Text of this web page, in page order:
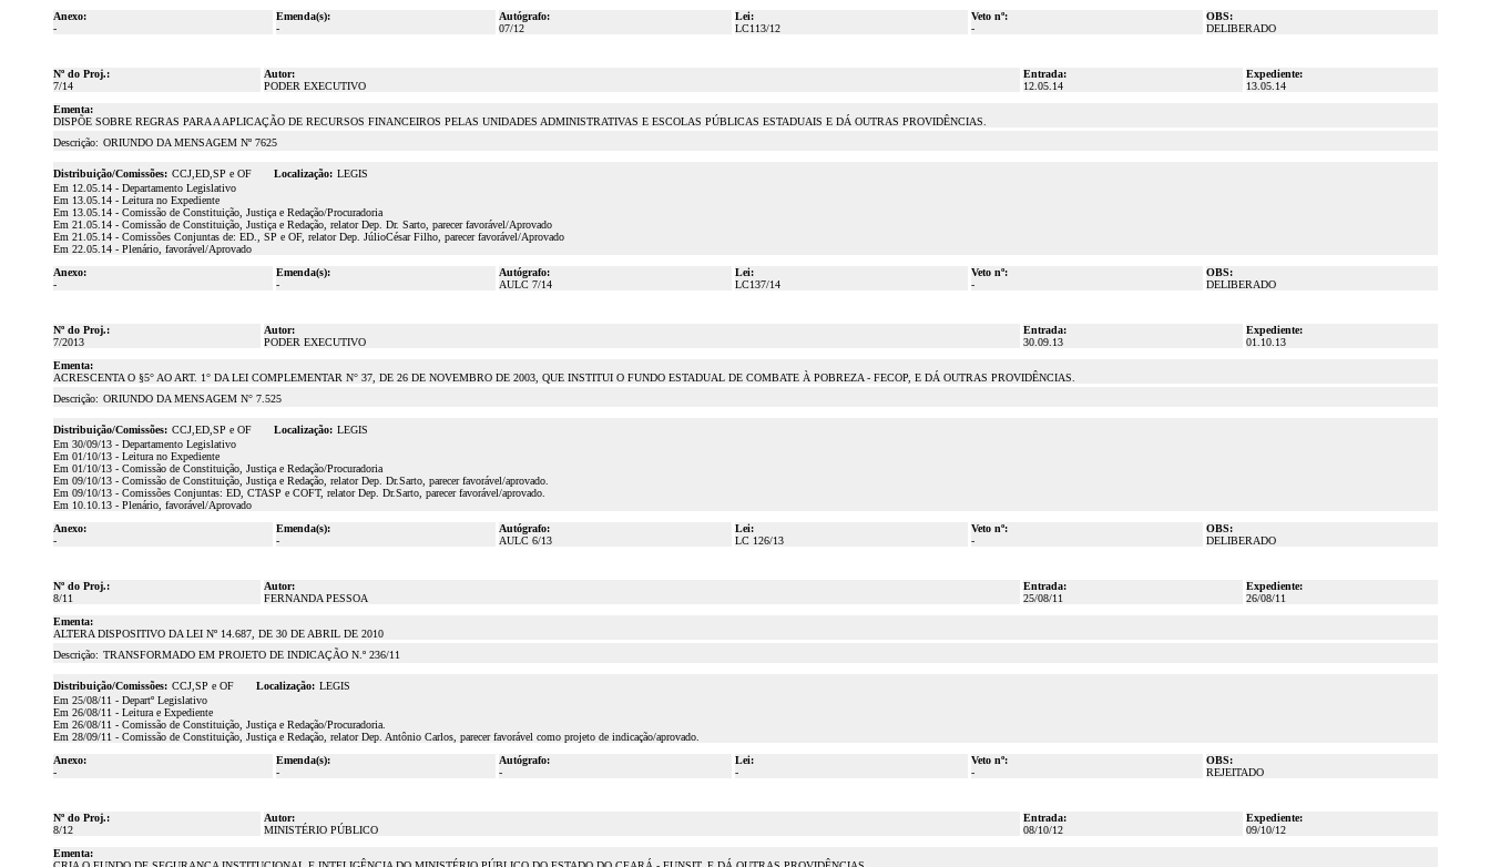
Anexo:
-
Emenda(s):
-
Autógrafo:
07/12
Lei:
LC113/12
Veto nº:
-
OBS:
DELIBERADO
Nº do Proj.:
7/14
Autor:
PODER EXECUTIVO
Entrada:
12.05.14
Expediente:
13.05.14
Ementa:
DISPÕE SOBRE REGRAS PARA A APLICAÇÃO DE RECURSOS FINANCEIROS PELAS UNIDADES ADMINISTRATIVAS E ESCOLAS PÚBLICAS ESTADUAIS E DÁ OUTRAS PROVIDÊNCIAS.
Descrição: ORIUNDO DA MENSAGEM Nº 7625
Distribuição/Comissões: CCJ,ED,SP e OF Localização: LEGIS
Em 12.05.14 - Departamento Legislativo
Em 13.05.14 - Leitura no Expediente
Em 13.05.14 - Comissão de Constituição, Justiça e Redação/Procuradoria
Em 21.05.14 - Comissão de Constituição, Justiça e Redação, relator Dep. Dr. Sarto, parecer favorável/Aprovado
Em 21.05.14 - Comissões Conjuntas de: ED., SP e OF, relator Dep. JúlioCésar Filho, parecer favorável/Aprovado
Em 22.05.14 - Plenário, favorável/Aprovado
Anexo:
-
Emenda(s):
-
Autógrafo:
AULC 7/14
Lei:
LC137/14
Veto nº:
-
OBS:
DELIBERADO
Nº do Proj.:
7/2013
Autor:
PODER EXECUTIVO
Entrada:
30.09.13
Expediente:
01.10.13
Ementa:
ACRESCENTA O §5° AO ART. 1° DA LEI COMPLEMENTAR N° 37, DE 26 DE NOVEMBRO DE 2003, QUE INSTITUI O FUNDO ESTADUAL DE COMBATE À POBREZA - FECOP, E DÁ OUTRAS PROVIDÊNCIAS.
Descrição: ORIUNDO DA MENSAGEM N° 7.525
Distribuição/Comissões: CCJ,ED,SP e OF Localização: LEGIS
Em 30/09/13 - Departamento Legislativo
Em 01/10/13 - Leitura no Expediente
Em 01/10/13 - Comissão de Constituição, Justiça e Redação/Procuradoria
Em 09/10/13 - Comissão de Constituição, Justiça e Redação, relator Dep. Dr.Sarto, parecer favorável/aprovado.
Em 09/10/13 - Comissões Conjuntas: ED, CTASP e COFT, relator Dep. Dr.Sarto, parecer favorável/aprovado.
Em 10.10.13 - Plenário, favorável/Aprovado
Anexo:
-
Emenda(s):
-
Autógrafo:
AULC 6/13
Lei:
LC 126/13
Veto nº:
-
OBS:
DELIBERADO
Nº do Proj.:
8/11
Autor:
FERNANDA PESSOA
Entrada:
25/08/11
Expediente:
26/08/11
Ementa:
ALTERA DISPOSITIVO DA LEI Nº 14.687, DE 30 DE ABRIL DE 2010
Descrição: TRANSFORMADO EM PROJETO DE INDICAÇÃO N.º 236/11
Distribuição/Comissões: CCJ,SP e OF Localização: LEGIS
Em 25/08/11 - Departº Legislativo
Em 26/08/11 - Leitura e Expediente
Em 26/08/11 - Comissão de Constituição, Justiça e Redação/Procuradoria.
Em 28/09/11 - Comissão de Constituição, Justiça e Redação, relator Dep. Antônio Carlos, parecer favorável como projeto de indicação/aprovado.
Anexo:
-
Emenda(s):
-
Autógrafo:
-
Lei:
-
Veto nº:
-
OBS:
REJEITADO
Nº do Proj.:
8/12
Autor:
MINISTÉRIO PÚBLICO
Entrada:
08/10/12
Expediente:
09/10/12
Ementa: